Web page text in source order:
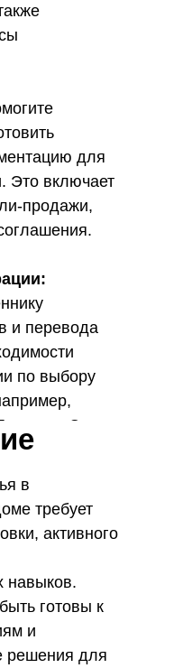
для
Это включает
продажи,
и перевода
по выбору
или Согаз
в
требует
активного
навыков.
готовы к
и
решения для